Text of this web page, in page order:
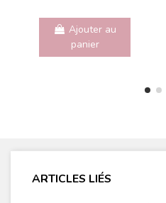
Ajouter au
panier
ARTICLES LIÉS